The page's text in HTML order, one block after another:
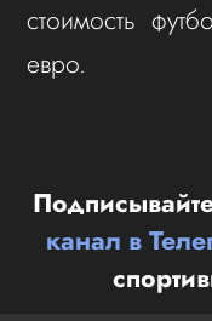
стоимость
евро.
канал в